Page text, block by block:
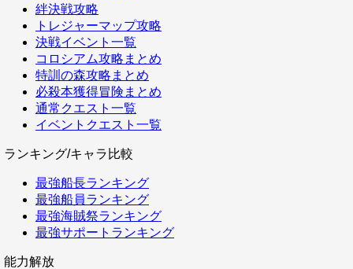
絆決戦攻略
トレジャーマップ攻略
決戦イベント一覧
コロシアム攻略まとめ
特訓の森攻略まとめ
必殺本獲得冒険まとめ
通常クエスト一覧
イベントクエスト一覧
ランキング/キャラ比較
最強船長ランキング
最強船員ランキング
最強海賊祭ランキング
最強サポートランキング
能力解放